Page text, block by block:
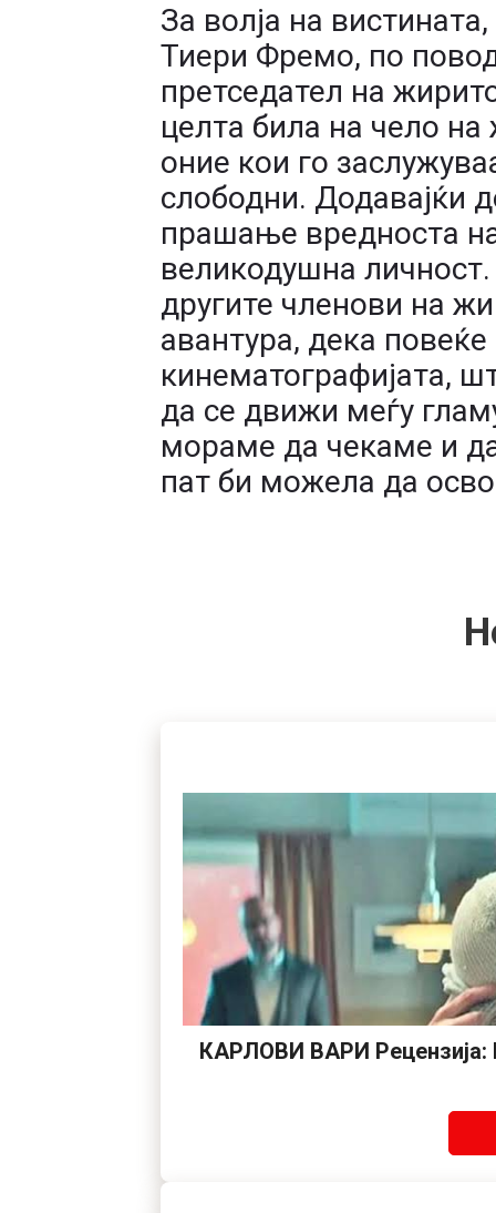
За волја на
Тиери Фремо, по
претседател на
целта била на чело
оние кои го
слободни. Додавајќи
прашање вредноста
великодушна
другите членови на
авантура, дека повеќе
кинематографијата,
да се движи меѓу
мораме да чекаме и
пат би можела да
КАРЛОВИ ВАРИ Рецензија: